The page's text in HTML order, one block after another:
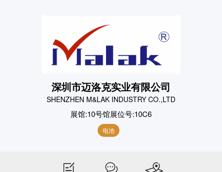
深圳市迈洛克实业有限公司
SHENZHEN M&LAK INDUSTRY CO.,LTD
展馆:10号馆展位号:10C6
电池